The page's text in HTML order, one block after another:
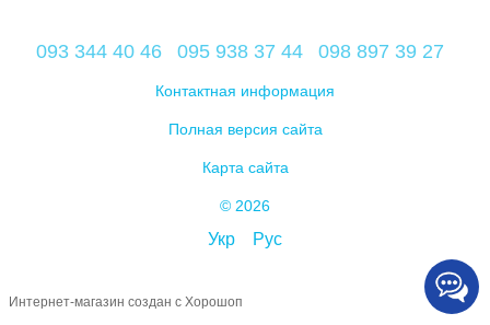
093 344 40 46 095 938 37 44 098 897 39 27
Контактная информация
Полная версия сайта
Карта сайта
© 2026
Укр Рус
Интернет-магазин создан с Хорошоп